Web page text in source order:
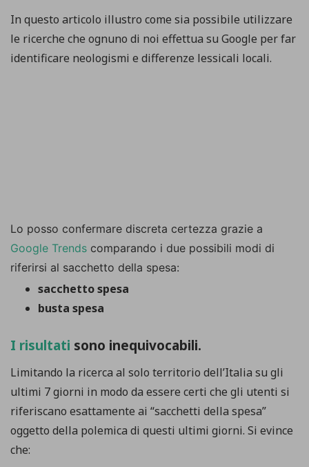
In questo articolo illustro come sia possibile utilizzare
le ricerche che ognuno di noi effettua su Google per far
identificare neologismi e differenze lessicali locali.
Lo posso confermare discreta certezza grazie a
Google Trends comparando i due possibili modi di
riferirsi al sacchetto della spesa:
sacchetto spesa
busta spesa
I risultati sono inequivocabili.
Limitando la ricerca al solo territorio dell’Italia su gli
ultimi 7 giorni in modo da essere certi che gli utenti si
riferiscano esattamente ai “sacchetti della spesa”
oggetto della polemica di questi ultimi giorni. Si evince
che: